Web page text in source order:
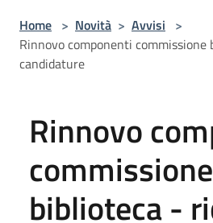
Home > Novità > Avvisi >
Rinnovo componenti
candidature
Rinnovo
commissione
biblioteca -